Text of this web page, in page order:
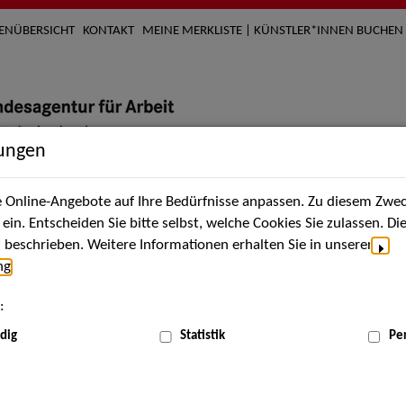
KONTAKT MEINE MERKLISTE | KÜNSTLER*INNEN BUCHEN
Künstler*innen Über uns Aktuelles
Angebote auf Ihre Bedürfnisse anpassen. Zu diesem
Entscheiden Sie bitte selbst, welche Cookies Sie zulassen.
Weitere Informationen erhalten Sie in unserer
Statistik